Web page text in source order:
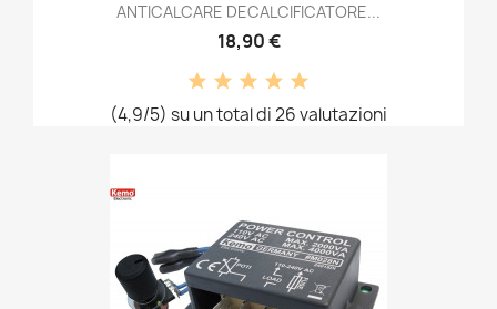
ANTICALCARE DECALCIFICATORE...
18,90 €
(4,9/5) su un total di 26 valutazioni